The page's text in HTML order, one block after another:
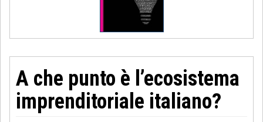
A che punto è l’ecosistema
imprenditoriale italiano?